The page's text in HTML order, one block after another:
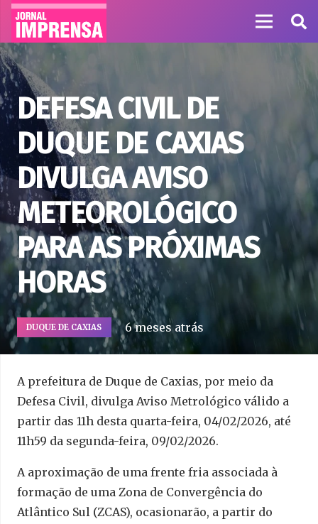
DEFESA CIVIL DE
DUQUE DE CAXIAS
DIVULGA AVISO
METEOROLÓGICO
PARA AS PRÓXIMAS
HORAS
DUQUE DE CAXIAS 6 meses atrás
A prefeitura de Duque de Caxias, por meio da
Defesa Civil, divulga Aviso Metrológico válido a
partir das 11h desta quarta-feira, 04/02/2026, até
11h59 da segunda-feira, 09/02/2026.
A aproximação de uma frente fria associada à
formação de uma Zona de Convergência do
Atlântico Sul (ZCAS), ocasionarão, a partir do